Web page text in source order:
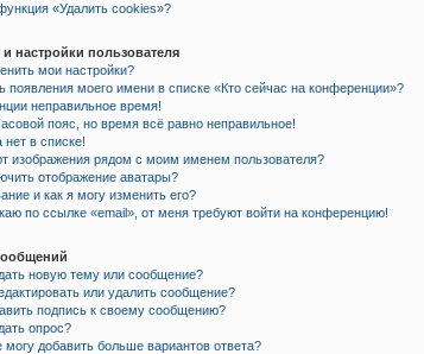
«Удалить cookies»?
настройки пользователя
мои настройки?
появления моего имени в списке «Кто сейчас на конференции»?
неправильное время!
пояс, но время всё равно неправильное!
нет в списке!
изображения рядом с моим именем пользователя?
отображение аватары?
и как я могу изменить его?
по ссылке «email», от меня требуют войти на конференцию!
новую тему или сообщение?
или удалить сообщение?
подпись к своему сообщению?
опрос?
добавить больше вариантов ответа?